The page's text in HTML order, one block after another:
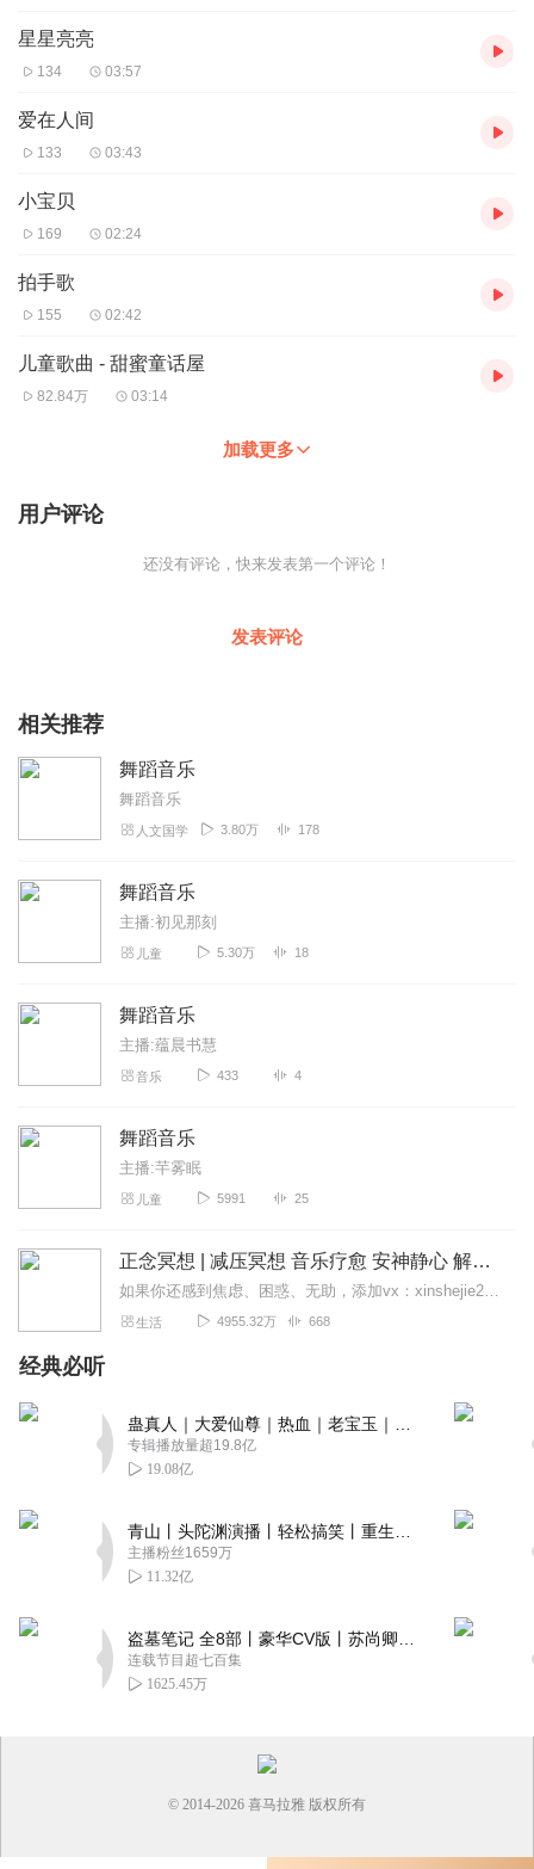
星星亮亮
134 03:57
爱在人间
133 03:43
小宝贝
169 02:24
拍手歌
155 02:42
儿童歌曲 - 甜蜜童话屋
82.84万 03:14
加载更多
用户评论
还没有评论，快来发表第一个评论！
发表评论
相关推荐
舞蹈音乐
舞蹈音乐
人文国学 3.80万 178
舞蹈音乐
主播:初见那刻
儿童 5.30万 18
舞蹈音乐
主播:蕴晨书慧
音乐 433 4
舞蹈音乐
主播:芉雾眠
儿童 5991 25
正念冥想 | 减压冥想 音乐疗愈 安神静心 解郁降噪
如果你还感到焦虑、困惑、无助，添加vx：xinshejie2018、vx公众号：宣萱心伴，与主播宣萱开启心灵交流之旅，共建温暖的精神家园！如果你喜欢我的内容，请...
生活 4955.32万 668
经典必听
专辑播放量超19.8亿
19.08亿
主播粉丝1659万
11.32亿
连载节目超七百集
1625.45万
© 2014-2026 喜马拉雅 版权所有